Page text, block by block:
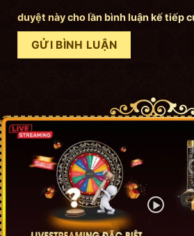
duyệt này cho lần bình luận kế tiếp